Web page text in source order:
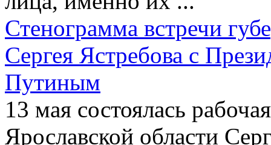
Стенограмма встречи
Сергея Ястребова с
Путиным
13 мая состоялась
Ярославской области